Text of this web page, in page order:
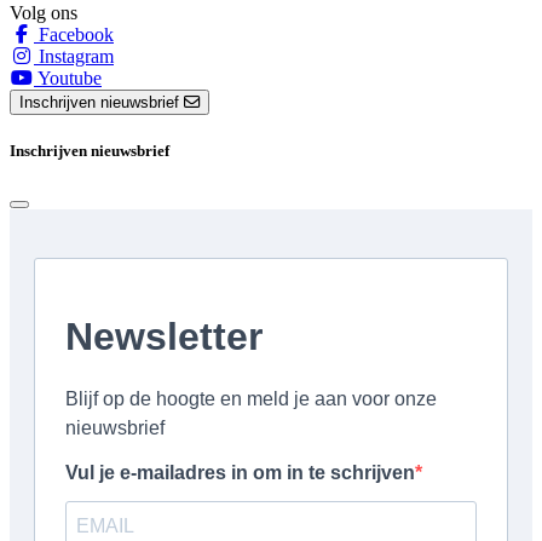
Volg ons
Facebook
Instagram
Youtube
Inschrijven nieuwsbrief
Inschrijven nieuwsbrief